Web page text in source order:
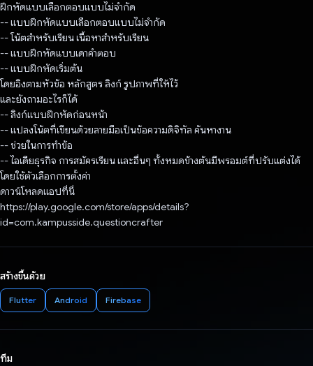
ฝึกหัดแบบเลือกตอบแบบไม่จำกัด
-- แบบฝึกหัดแบบเลือกตอบแบบไม่จำกัด
-- โน้ตสำหรับเรียน เนื้อหาสำหรับเรียน
-- แบบฝึกหัดแบบเดาคำตอบ
-- แบบฝึกหัดเริ่มต้น
โดยอิงตามหัวข้อ หลักสูตร ลิงก์ รูปภาพที่ให้ไว้
และยังถามอะไรก็ได้
-- ลิงก์แบบฝึกหัดก่อนหน้า
-- แปลงโน้ตที่เขียนด้วยลายมือเป็นข้อความดิจิทัล ค้นหางาน
-- ช่วยในการทำข้อ
-- ไอเดียธุรกิจ การสมัครเรียน และอื่นๆ ทั้งหมดข้างต้นมีพรอมต์ที่ปรับแต่งได้
โดยใช้ตัวเลือกการตั้งค่า
ดาวน์โหลดแอปที่นี่
https://play.google.com/store/apps/details?
id=com.kampusside.questioncrafter
สร้างขึ้นด้วย
Flutter Android Firebase
ทีม